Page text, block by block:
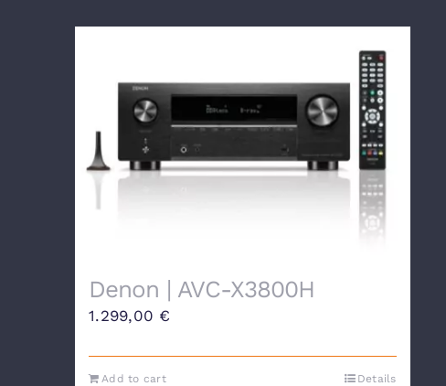
Denon | AVC-X3800H
1.299,00 €
Add to cart Details